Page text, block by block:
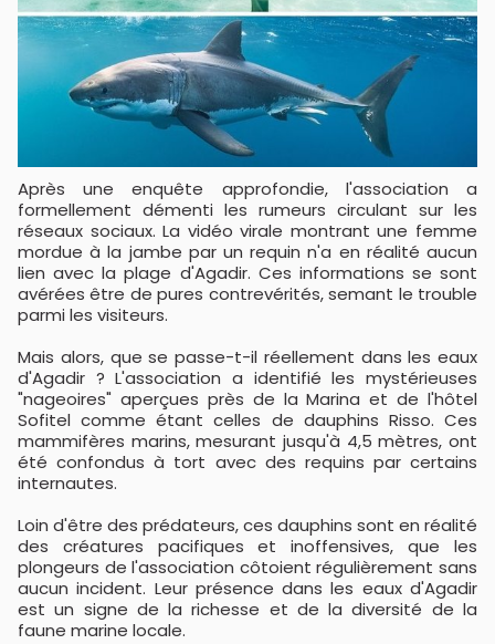
Après une enquête approfondie, l'association a
formellement démenti les rumeurs circulant sur les
réseaux sociaux. La vidéo virale montrant une femme
mordue à la jambe par un requin n'a en réalité aucun
lien avec la plage d'Agadir. Ces informations se sont
avérées être de pures contrevérités, semant le trouble
parmi les visiteurs.
Mais alors, que se passe-t-il réellement dans les eaux
d'Agadir ? L'association a identifié les mystérieuses
"nageoires" aperçues près de la Marina et de l'hôtel
Sofitel comme étant celles de dauphins Risso. Ces
mammifères marins, mesurant jusqu'à 4,5 mètres, ont
été confondus à tort avec des requins par certains
internautes.
Loin d'être des prédateurs, ces dauphins sont en réalité
des créatures pacifiques et inoffensives, que les
plongeurs de l'association côtoient régulièrement sans
aucun incident. Leur présence dans les eaux d'Agadir
est un signe de la richesse et de la diversité de la
faune marine locale.